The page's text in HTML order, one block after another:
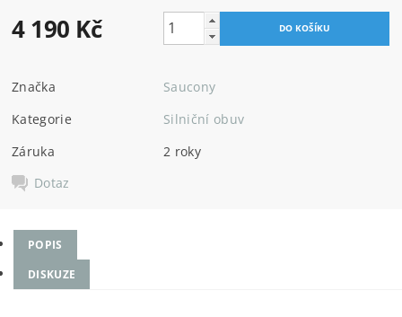
4 190 Kč
Značka
Saucony
Kategorie
Silniční obuv
Záruka
2 roky
Dotaz
POPIS
DISKUZE